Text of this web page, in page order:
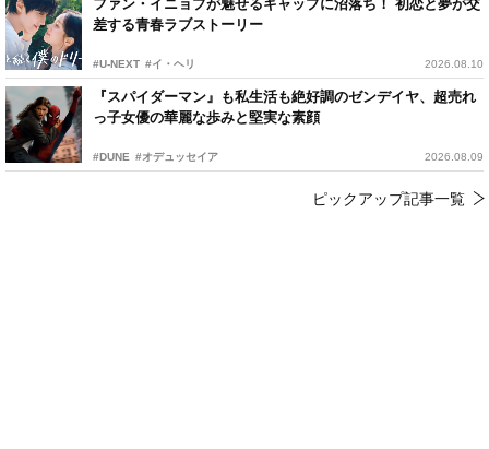
ファン・イニョプが魅せるギャップに沼落ち！ 初恋と夢が交
差する青春ラブストーリー
#U-NEXT #イ・ヘリ 2026.08.10
『スパイダーマン』も私生活も絶好調のゼンデイヤ、超売れ
っ子女優の華麗な歩みと堅実な素顔
#DUNE #オデュッセイア 2026.08.09
ピックアップ記事一覧